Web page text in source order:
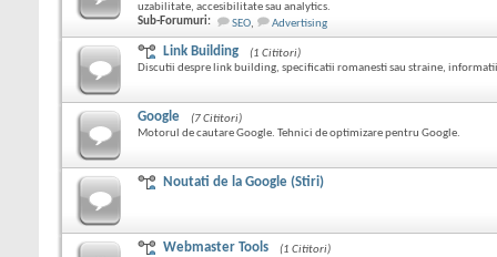
uzabilitate, accesibilitate sau analytics.
Sub-Forumuri:
SEO, Advertising
Link Building
(1 Cititori)
Discutii despre link building, specificatii romanesti sau straine,
Google
(7 Cititori)
Motorul de cautare Google. Tehnici de optimizare pentru Google.
Noutati de la Google (Stiri)
Webmaster Tools
(1 Cititori)